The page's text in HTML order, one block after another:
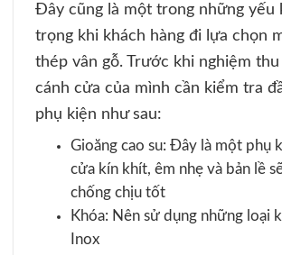
Đây cũng là một trong những yếu
trọng khi khách hàng đi lựa chọn
thép vân gỗ. Trước khi nghiệm
cánh cửa của mình cần kiểm tra
phụ kiện như sau:
Gioăng cao su: Đây là một phụ
cửa kín khít, êm nhẹ và bản lề
chống chịu tốt
Khóa: Nên sử dụng những loại
Inox